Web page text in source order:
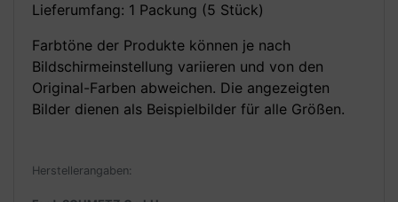
Lieferumfang: 1 Packung (5 Stück)
Farbtöne der Produkte können je nach
Bildschirmeinstellung variieren und von den
Original-Farben abweichen. Die angezeigten
Bilder dienen als Beispielbilder für alle Größen.
Herstellerangaben: